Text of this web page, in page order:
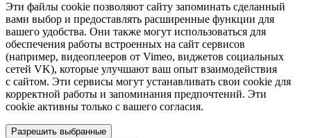
Эти файлы cookie позволяют сайту запоминать сделанный
вами выбор и предоставлять расширенные функции для
вашего удобства. Они также могут использоваться для
обеспечения работы встроенных на сайт сервисов
(например, видеоплееров от Vimeo, виджетов социальных
сетей VK), которые улучшают ваш опыт взаимодействия
с сайтом. Эти сервисы могут устанавливать свои cookie для
корректной работы и запоминания предпочтений. Эти
cookie активны только с вашего согласия.
Разрешить выбранные